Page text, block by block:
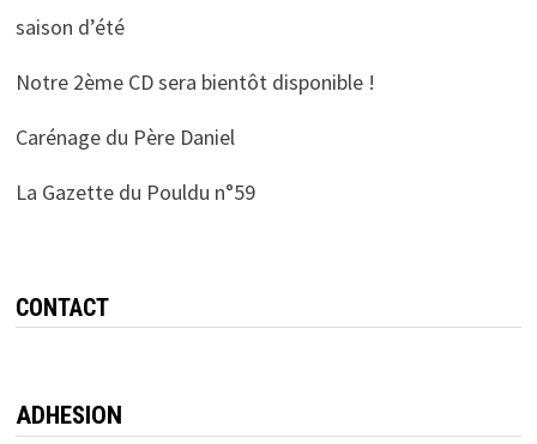
saison d’été
Notre 2ème CD sera bientôt disponible !
Carénage du Père Daniel
La Gazette du Pouldu n°59
CONTACT
ADHESION